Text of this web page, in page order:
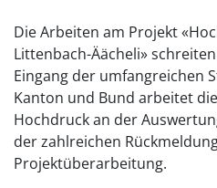
Die Arbeiten am Projekt
Littenbach-Äächeli»
Eingang der umfangreichen
Kanton und Bund arbeitet
Hochdruck an der
der zahlreichen
Projektüberarbeitung.